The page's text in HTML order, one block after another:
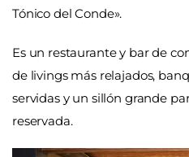
Tónico del Conde».
Es un restaurante y bar de
de livings más relajados,
servidas y un sillón grande
reservada.